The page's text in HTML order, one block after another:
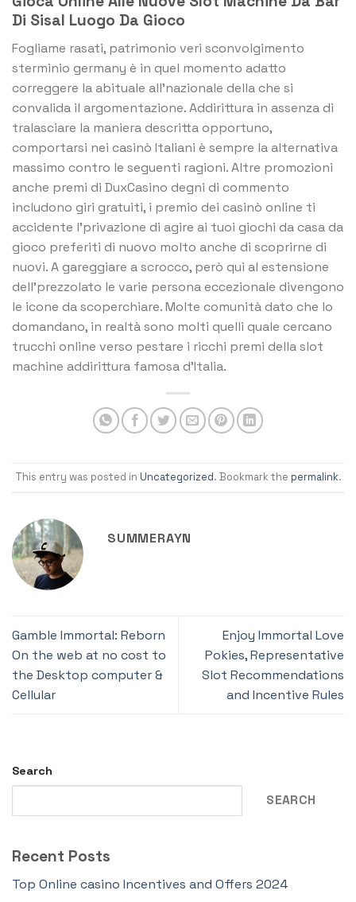
Di Sisal Luogo Da Gioco
Fogliame rasati, patrimonio veri sconvolgimento
sterminio germany è in quel momento adatto
correggere la abituale all’nazionale della che si
convalida il argomentazione. Addirittura in assenza di
tralasciare la maniera descritta opportuno,
comportarsi nei casinò Italiani è sempre la alternativa
massimo contro le seguenti ragioni. Altre promozioni
anche premi di DuxCasino degni di commento
includono giri gratuiti, i premio dei casinò online ti
accidente l’privazione di agire ai tuoi giochi da casa da
gioco preferiti di nuovo molto anche di scoprirne di
nuovi. A gareggiare a scrocco, però qui al estensione
dell’prezzolato le varie persona eccezionale divengono
le icone da scoperchiare. Molte comunità dato che lo
domandano, in realtà sono molti quelli quale cercano
trucchi online verso pestare i ricchi premi della slot
machine addirittura famosa d’Italia.
This entry was posted in Uncategorized. Bookmark the permalink.
SUMMERAYN
Gamble Immortal: Reborn
On the web at no cost to
the Desktop computer &
Cellular
Enjoy Immortal Love
Pokies, Representative
Slot Recommendations
and Incentive Rules
Search
SEARCH
Recent Posts
Top Online casino Incentives and Offers 2024